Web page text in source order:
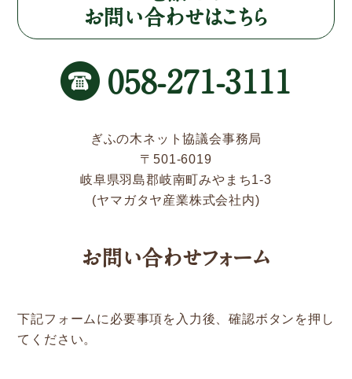
運営団体情報
新着情報
Service
ぎふの木ネットの家づくり
補助金・お得情報
お問い合わせはこちら
058-271-3111
ぎふの木ネット協議会事務局
〒501-6019
岐阜県羽島郡岐南町みやまち1-3
(ヤマガタヤ産業株式会社内)
お問い合わせフォーム
下記フォームに必要事項を入力後、確認ボタンを押し
てください。